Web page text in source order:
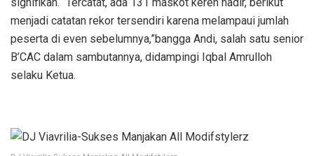
menjadi catatan rekor tersendiri karena melampaui jumlah
peserta di even sebelumnya,”bangga Andi, salah satu senior
B’CAC dalam sambutannya, didampingi Iqbal Amrulloh
selaku Ketua.